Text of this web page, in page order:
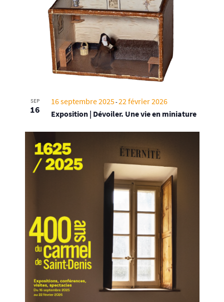
SEP
16 Exposition | Dévoiler. Une vie en miniature
16 septembre 2025-22 février 2026